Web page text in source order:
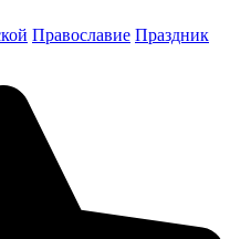
Православие Праздник